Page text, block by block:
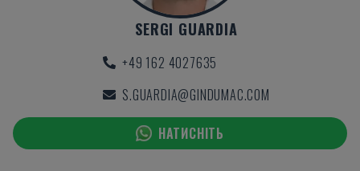
SERGI GUARDIA
+49 162 4027635
S.GUARDIA@GINDUMAC.COM
НАТИСНІТЬ